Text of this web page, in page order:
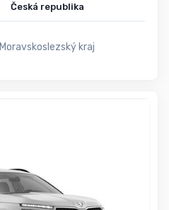
Česká republika
Moravskoslezský kraj